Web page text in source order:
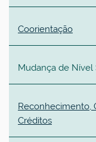
Coorientação
Mudança de Nível
Reconhecimento,
Créditos